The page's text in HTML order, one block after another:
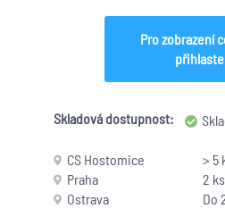
Pro zobrazení
přihlaste
Skladová dostupnost:
CS Hostomice
> 5
Praha
2 ks
Ostrava
Do